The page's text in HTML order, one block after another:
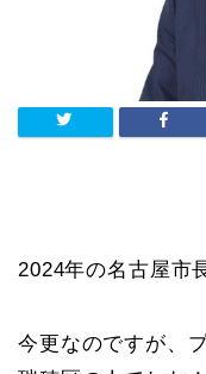
2024年の名古屋市
今更なのですが、